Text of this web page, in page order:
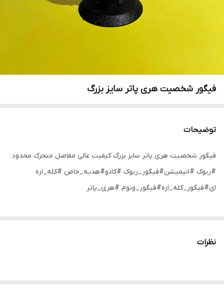
فیگور شخصیت هری پاتر سایز بزرگ
توضیحات
فیگور شخصیت هری پاتر سایز بزرگ کیفیت عالی مفاصل متحرک محدود
#ریوک #انیمیشن#فیگور_ریوک #کادو#هدیه_خاص #کله_اره
ای#فیگور_کله_اره#فیگور_ونوم #هری_پاتر
نظرات